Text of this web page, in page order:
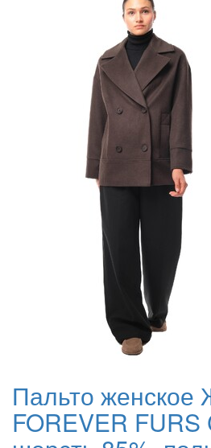
Пальто женское
FOREVER FURS